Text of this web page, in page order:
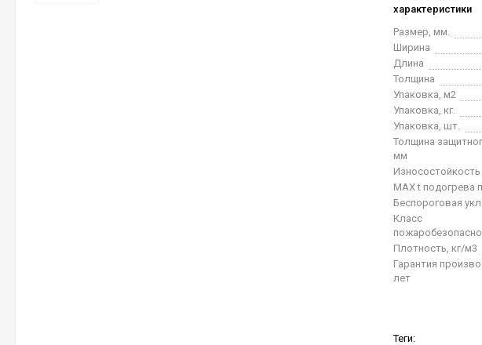
характеристики
Размер, мм.
Ширина
Длина
Толщина
Упаковка, м2
Упаковка, кг.
Упаковка, шт.
Толщина
мм
Износостойкость
MAX t подогрева
Беспороговая
Класс
Плотность, кг/м3
Гарантия
лет
Теги: